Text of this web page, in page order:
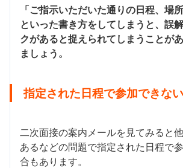
「ご指示いただいた通りの日程、場
といった書き方をしてしまうと、誤
クがあると捉えられてしまうことが
ましょう。
指定された日程で参加できな
二次面接の案内メールを見てみると
あるなどの問題で指定された日程で
合もあります。